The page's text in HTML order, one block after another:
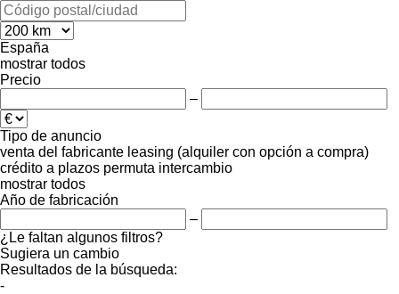
España
mostrar todos
Precio
–
Tipo de anuncio
venta del fabricante leasing (alquiler con opción a compra)
crédito a plazos permuta intercambio
mostrar todos
Año de fabricación
–
¿Le faltan algunos filtros?
Sugiera un cambio
Resultados de la búsqueda:
-